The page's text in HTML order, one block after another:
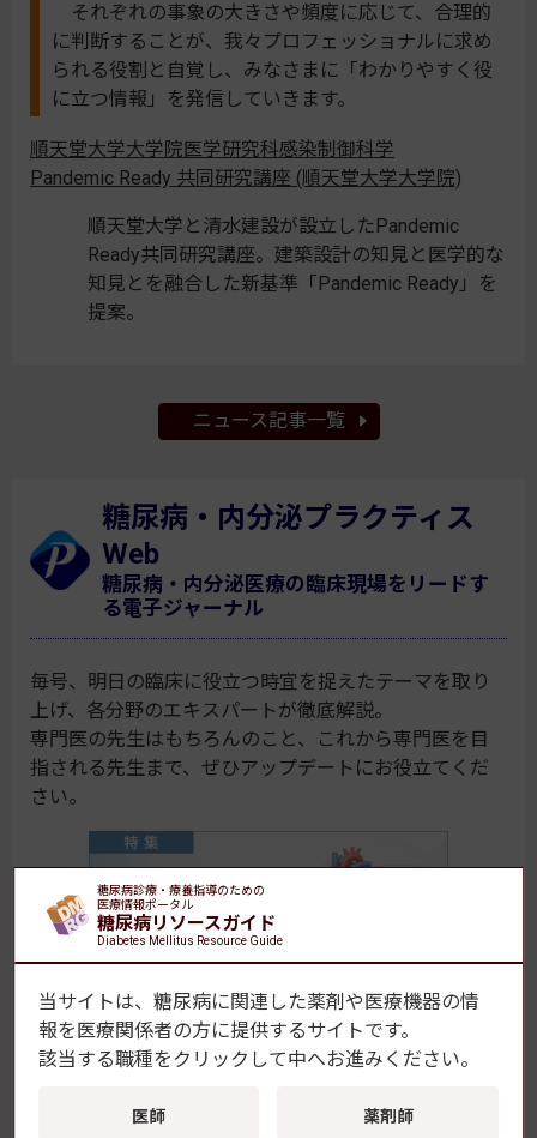
それぞれの事象の大きさや頻度に応じて、合理的
に判断することが、我々プロフェッショナルに求め
られる役割と自覚し、みなさまに「わかりやすく役
に立つ情報」を発信していきます。
順天堂大学大学院医学研究科感染制御科学
Pandemic Ready 共同研究講座 (順天堂大学大学院)
順天堂大学と清水建設が設立したPandemic
Ready共同研究講座。建築設計の知見と医学的な
知見とを融合した新基準「Pandemic Ready」を
提案。
ニュース記事一覧
糖尿病・内分泌プラクティス
Web
糖尿病・内分泌医療の臨床現場をリードす
る電子ジャーナル
毎号、明日の臨床に役立つ時宜を捉えたテーマを取り
上げ、各分野のエキスパートが徹底解説。
専門医の先生はもちろんのこと、これから専門医を目
指される先生まで、ぜひアップデートにお役立てくだ
さい。
糖尿病診療・療養指導のための
医療情報ポータル
糖尿病リソースガイド
Diabetes Mellitus Resource Guide
当サイトは、糖尿病に関連した薬剤や医療機器の情
報を医療関係者の方に提供するサイトです。
該当する職種をクリックして中へお進みください。
医師 薬剤師